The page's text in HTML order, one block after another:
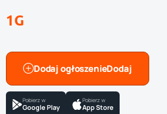
1G
Dodaj ogłoszenie
Pobierz w
Google Play
Pobierz w
App Store